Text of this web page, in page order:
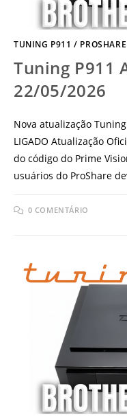
TUNING P911 / PROSHARE
Tuning P911
22/05/2026
Nova atualização
LIGADO Atualização
do código do Prime
usuários do ProShare
0 COMENTÁRIO